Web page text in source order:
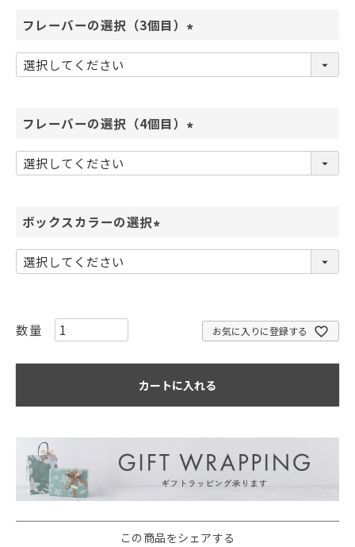
フレーバーの選択（3個目）
(
フレーバーの選択（4個目）
(
ボックスカラーの選択
(
お気に入りに登録する
カートに入れる
この商品をシェアする